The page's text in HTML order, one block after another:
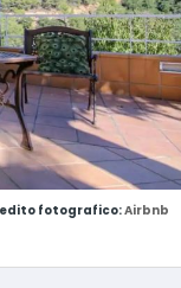
fotografico:Airbnb